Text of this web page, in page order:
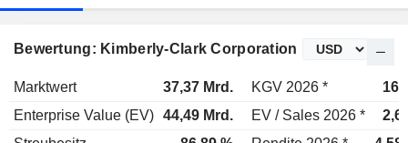
Bewertung: Kimberly-Clark Corporation
Marktwert 37,37 Mrd. KGV 2026 *
Enterprise Value (EV) 44,49 Mrd. EV / Sales 2026 *